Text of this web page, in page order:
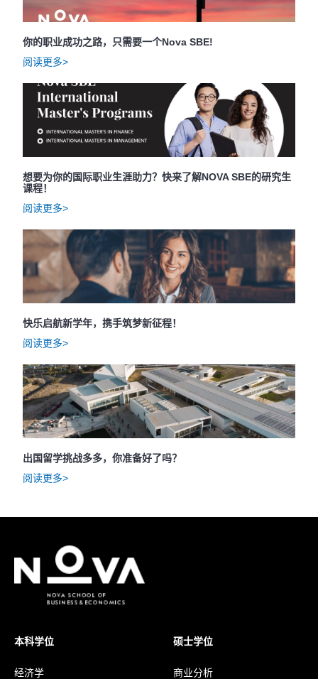
你的职业成功之路，只需要一个Nova SBE!
阅读更多>
想要为你的国际职业生涯助力？快来了解NOVA SBE的研究生
课程！
阅读更多>
快乐启航新学年，携手筑梦新征程！
阅读更多>
出国留学挑战多多，你准备好了吗？
阅读更多>
本科学位
经济学
硕士学位
商业分析